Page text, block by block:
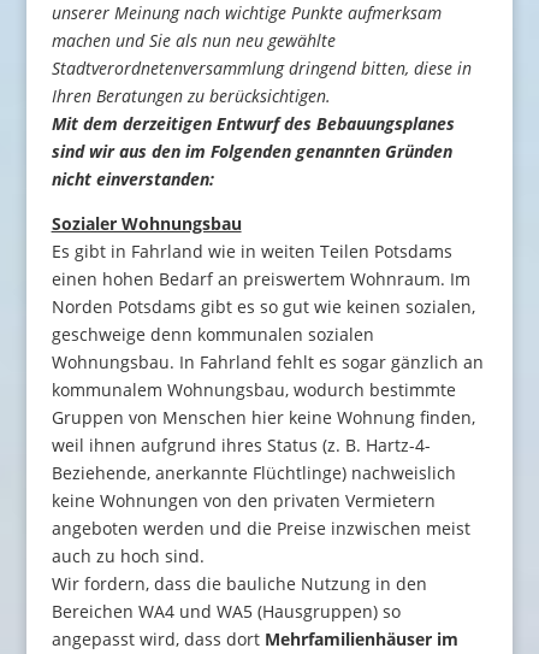
unserer Meinung nach wichtige Punkte aufmerksam
machen und Sie als nun neu gewählte
Stadtverordnetenversammlung dringend bitten, diese in
Ihren Beratungen zu berücksichtigen.
Mit dem derzeitigen Entwurf des Bebauungsplanes
sind wir aus den im Folgenden genannten Gründen
nicht einverstanden:
Sozialer Wohnungsbau
Es gibt in Fahrland wie in weiten Teilen Potsdams
einen hohen Bedarf an preiswertem Wohnraum. Im
Norden Potsdams gibt es so gut wie keinen sozialen,
geschweige denn kommunalen sozialen
Wohnungsbau. In Fahrland fehlt es sogar gänzlich an
kommunalem Wohnungsbau, wodurch bestimmte
Gruppen von Menschen hier keine Wohnung finden,
weil ihnen aufgrund ihres Status (z. B. Hartz-4-
Beziehende, anerkannte Flüchtlinge) nachweislich
keine Wohnungen von den privaten Vermietern
angeboten werden und die Preise inzwischen meist
auch zu hoch sind.
Wir fordern, dass die bauliche Nutzung in den
Bereichen WA4 und WA5 (Hausgruppen) so
angepasst wird, dass dort Mehrfamilienhäuser im